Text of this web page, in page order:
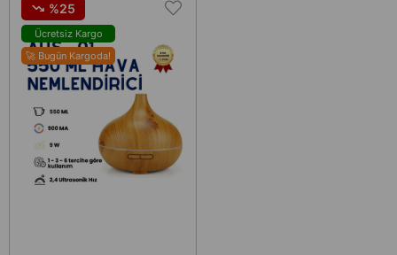
%25
Ücretsiz Kargo
🚀 Bugün Kargoda!